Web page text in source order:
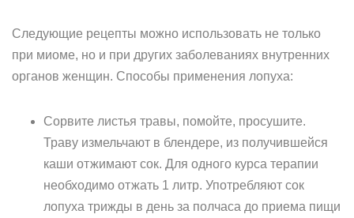
Следующие рецепты можно использовать не только
при миоме, но и при других заболеваниях внутренних
органов женщин. Способы применения лопуха:
Сорвите листья травы, помойте, просушите.
Траву измельчают в блендере, из получившейся
каши отжимают сок. Для одного курса терапии
необходимо отжать 1 литр. Употребляют сок
лопуха трижды в день за полчаса до приема пищи